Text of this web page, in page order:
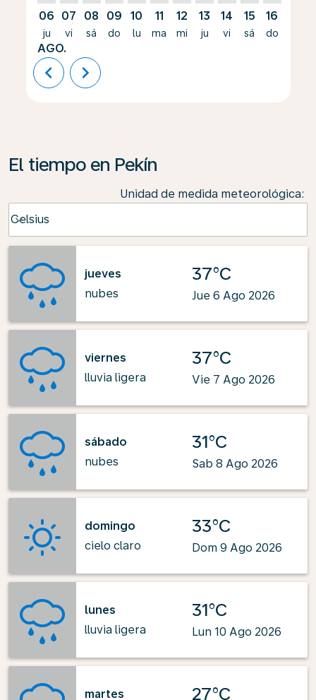
06
ju
AGO.
07
vi
08
sá
09
do
10
lu
11
ma
12
mi
13
ju
14
vi
15
sá
16
do
chevron_left chevron_right
El tiempo en Pekín
Unidad de medida meteorológica:
Celsius
keyboard_arrow_down
jueves
nubes
37°C
Jue 6 Ago 2026
viernes
lluvia ligera
37°C
Vie 7 Ago 2026
sábado
nubes
31°C
Sab 8 Ago 2026
domingo
cielo claro
33°C
Dom 9 Ago 2026
lunes
lluvia ligera
31°C
Lun 10 Ago 2026
martes
27°C